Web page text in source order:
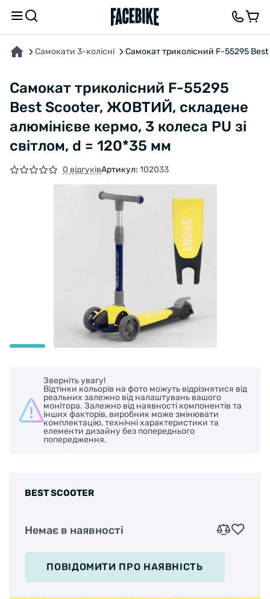
Самокати 3-колісні Самокат триколісний F-55295
Самокат триколісний F-55295
Best Scooter, ЖОВТИЙ, складене
алюмінієве кермо, 3 колеса PU зі
світлом, d = 120*35 мм
0 відгуківАртикул: 102033
Зверніть увагу!
Відтінки кольорів на фото можуть відрізнятися від
реальних залежно від налаштувань вашого
монітора. Залежно від наявності компонентів та
інших факторів, виробник може змінювати
комплектацію, технічні характеристики та
елементи дизайну без попереднього
попередження.
BEST SCOOTER
Немає в наявності
ПОВІДОМИТИ ПРО НАЯВНІСТЬ
ПРО ТОВАР ХАРАКТЕРИСТИКИВІДГУКИ ТА ЗАПИТАННЯ